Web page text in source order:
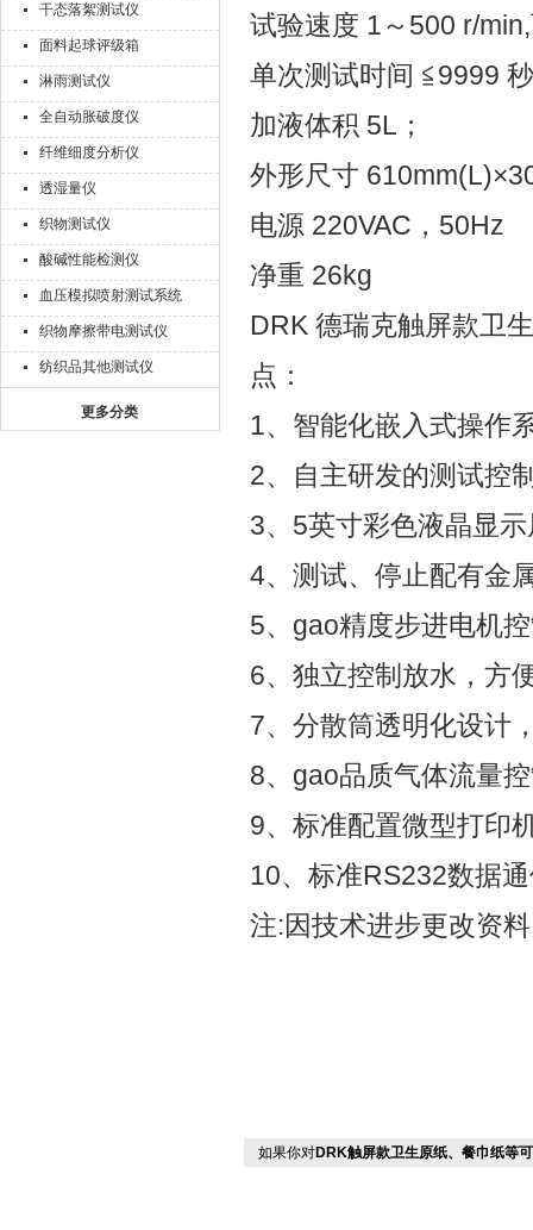
干态落絮测试仪
面料起球评级箱
淋雨测试仪
全自动胀破度仪
纤维细度分析仪
透湿量仪
织物测试仪
酸碱性能检测仪
血压模拟喷射测试系统
织物摩擦带电测试仪
纺织品其他测试仪
更多分类
试验速度 1～500 r/
单次测试时间 ≦9999 秒
加液体积 5L；
外形尺寸
电源 220VAC，50Hz
净重 26kg
DRK 德瑞克触屏款卫
点：
1、智能化嵌入式操作
2、自主研发的测试控
3、5英寸彩色液晶显
4、测试、停止配有金
5、gao精度步进电机
6、独立控制放水，方
7、分散筒透明化设计
8、gao品质气体流量
9、标准配置微型打印
10、标准RS232数据
注:因技术进步更改资
如果你对DRK触屏款卫生原纸、餐巾纸等